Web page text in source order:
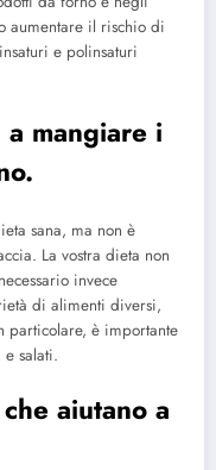
aumentare il rischio di
e polinsaturi
mangiare i
sana, ma non è
La vostra dieta non
invece
di alimenti diversi,
è importante
salati.
aiutano a